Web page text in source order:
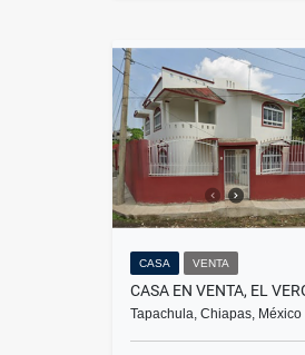
CASA VENTA
Tapachula, Chiapas, México